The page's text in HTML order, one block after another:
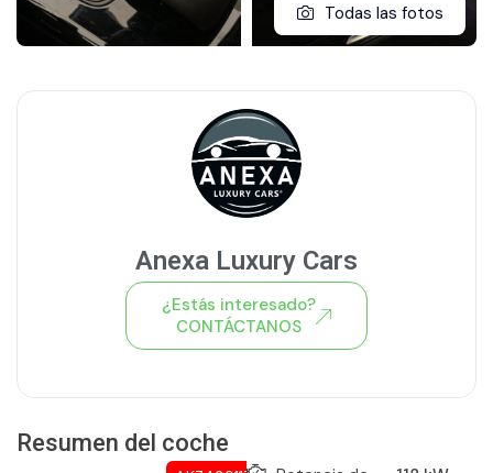
Todas las fotos
Resumen del coche
Anexa Luxury Cars
¿Estás interesado?
CONTÁCTANOS